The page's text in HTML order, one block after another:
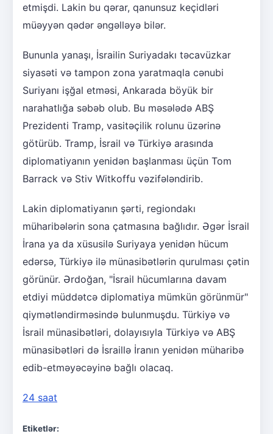
etmişdi. Lakin bu qərar, qanunsuz keçidləri
müəyyən qədər əngəlləyə bilər.
Bununla yanaşı, İsrailin Suriyadakı təcavüzkar
siyasəti və tampon zona yaratmaqla cənubi
Suriyanı işğal etməsi, Ankarada böyük bir
narahatlığa səbəb olub. Bu məsələdə ABŞ
Prezidenti Tramp, vasitəçilik rolunu üzərinə
götürüb. Tramp, İsrail və Türkiyə arasında
diplomatiyanın yenidən başlanması üçün Tom
Barrack və Stiv Witkoffu vəzifələndirib.
Lakin diplomatiyanın şərti, regiondakı
müharibələrin sona çatmasına bağlıdır. Əgər İsrail
İrana ya da xüsusilə Suriyaya yenidən hücum
edərsə, Türkiyə ilə münasibətlərin qurulması çətin
görünür. Ərdoğan, "İsrail hücumlarına davam
etdiyi müddətcə diplomatiya mümkün görünmür"
qiymətləndirməsində bulunmuşdu. Türkiyə və
İsrail münasibətləri, dolayısıyla Türkiyə və ABŞ
münasibətləri də İsraillə İranın yenidən müharibə
edib-etməyəcəyinə bağlı olacaq.
24 saat
Etiketlər: